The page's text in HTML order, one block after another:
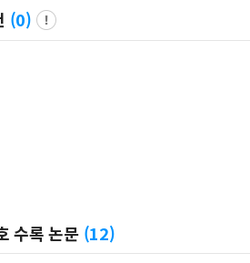
(0)
수록 논문 (12)